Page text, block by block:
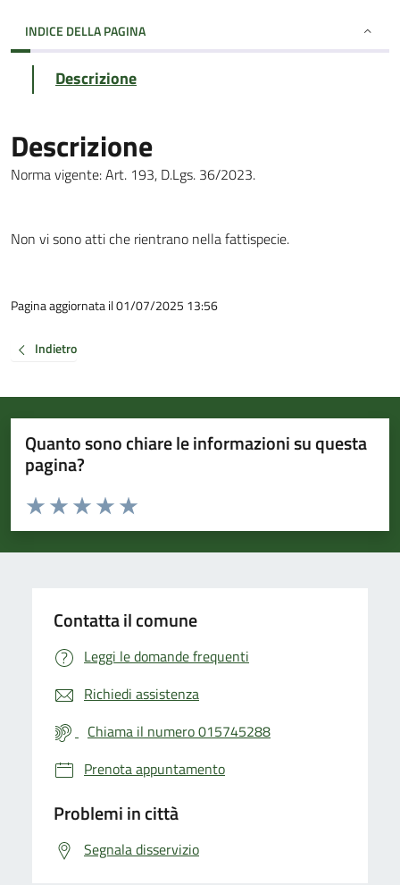
INDICE DELLA PAGINA
Descrizione
Descrizione
Norma vigente: Art. 193, D.Lgs. 36/2023.
Non vi sono atti che rientrano nella fattispecie.
Pagina aggiornata il 01/07/2025 13:56
Indietro
Quanto sono chiare le informazioni su questa
pagina?
Valuta da 1 a 5 stelle la pagina
Valuta 5 stelle su 5
Valuta 4 stelle su 5
Valuta 3 stelle su 5
Valuta 2 stelle su 5
Valuta 1 stelle su 5
Contatta il comune
Leggi le domande frequenti
Richiedi assistenza
Chiama il numero 015745288
Prenota appuntamento
Problemi in città
Segnala disservizio